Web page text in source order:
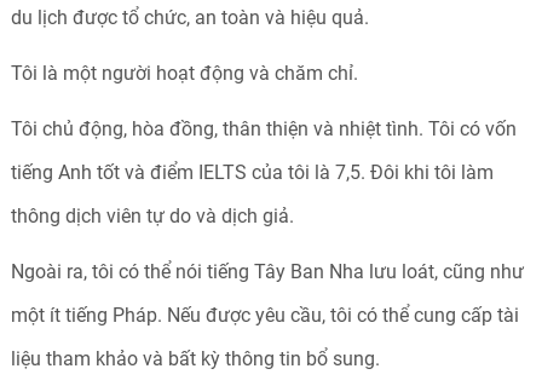
du lịch được tổ chức, an toàn và hiệu quả.
Tôi là một người hoạt động và chăm chỉ.
Tôi chủ động, hòa đồng, thân thiện và nhiệt tình. Tôi có vốn
tiếng Anh tốt và điểm IELTS của tôi là 7,5. Đôi khi tôi làm
thông dịch viên tự do và dịch giả.
Ngoài ra, tôi có thể nói tiếng Tây Ban Nha lưu loát, cũng như
một ít tiếng Pháp. Nếu được yêu cầu, tôi có thể cung cấp tài
liệu tham khảo và bất kỳ thông tin bổ sung.